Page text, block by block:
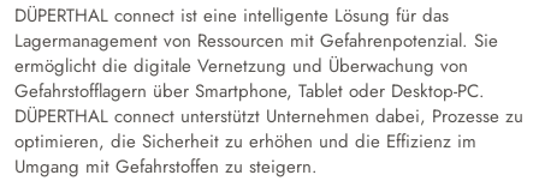
DÜPERTHAL connect ist eine intelligente Lösung für das
Lagermanagement von Ressourcen mit Gefahrenpotenzial. Sie
ermöglicht die digitale Vernetzung und Überwachung von
Gefahrstofflagern über Smartphone, Tablet oder Desktop-PC.
DÜPERTHAL connect unterstützt Unternehmen dabei, Prozesse zu
optimieren, die Sicherheit zu erhöhen und die Effizienz im
Umgang mit Gefahrstoffen zu steigern.